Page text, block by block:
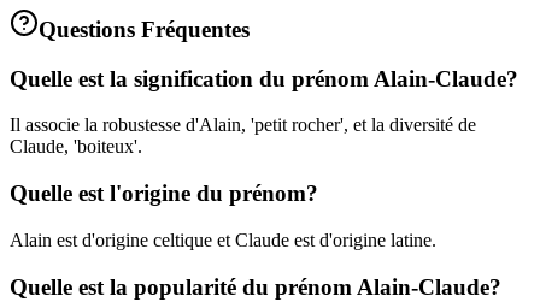
Questions Fréquentes
Quelle est la signification du prénom Alain-Claude?
Il associe la robustesse d'Alain, 'petit rocher', et la diversité de
Claude, 'boiteux'.
Quelle est l'origine du prénom?
Alain est d'origine celtique et Claude est d'origine latine.
Quelle est la popularité du prénom Alain-Claude?